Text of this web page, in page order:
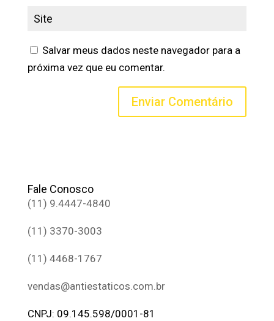
Salvar meus dados neste navegador para a
próxima vez que eu comentar.
Fale Conosco
(11) 9.4447-4840
(11) 3370-3003
(11) 4468-1767
vendas@antiestaticos.com.br
CNPJ: 09.145.598/0001-81